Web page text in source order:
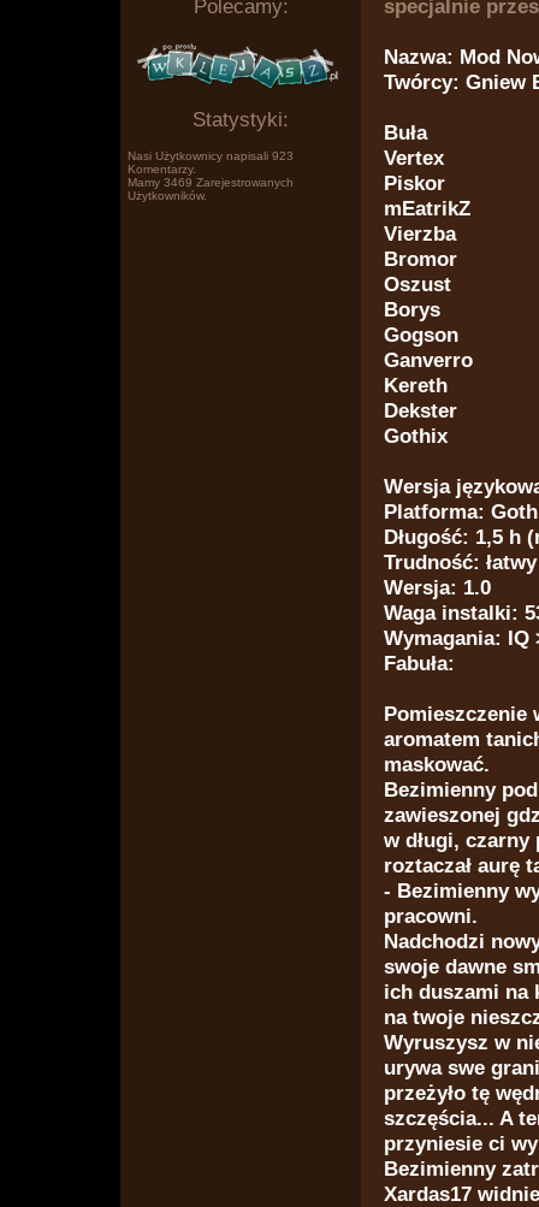
Polecamy:
Statystyki:
Nasi Użytkownicy napisali 923
Komentarzy.
Mamy 3469 Zarejestrowanych
Użytkowników.
specjalnie
Nazwa: Mod
Twórcy: Gniew
Buła
Vertex
Piskor
mEatrikZ
Vierzba
Bromor
Oszust
Borys
Gogson
Ganverro
Kereth
Dekster
Gothix
Wersja
Platforma:
Długość: 1,5 h
Trudność: łatwy
Wersja: 1.0
Waga instalki:
Wymagania: IQ
Fabuła:
Pomieszczenie
aromatem
maskować.
Bezimienny
zawieszonej
w długi, czarny
roztaczał aurę
- Bezimienny
pracowni.
Nadchodzi
swoje dawne
ich duszami na
na twoje
Wyruszysz w
urywa swe
przeżyło tę
szczęścia... A
przyniesie ci
Bezimienny
Xardas17